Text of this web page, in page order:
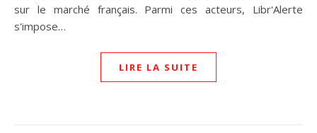
sur le marché français. Parmi ces acteurs, Libr'Alerte
s'impose…
LIRE LA SUITE